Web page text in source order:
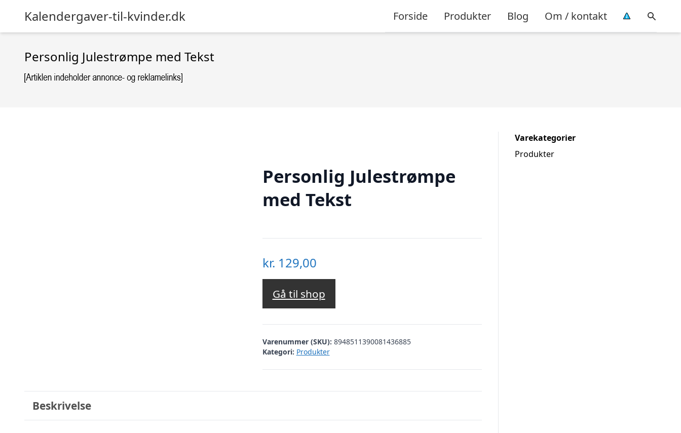
Kalendergaver-til-kvinder.dk Forside Produkter Blog Om / kontakt
Personlig Julestrømpe med Tekst
Personlig Julestrømpe
med Tekst
kr. 129,00
Gå til shop
Varenummer (SKU): 8948511390081436885
Kategori: Produkter
Beskrivelse
Varekategorier
Produkter